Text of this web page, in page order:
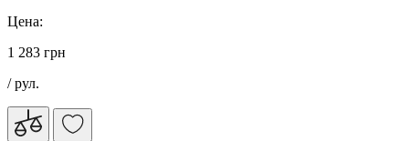
Цена:
1 283 грн
/ рул.